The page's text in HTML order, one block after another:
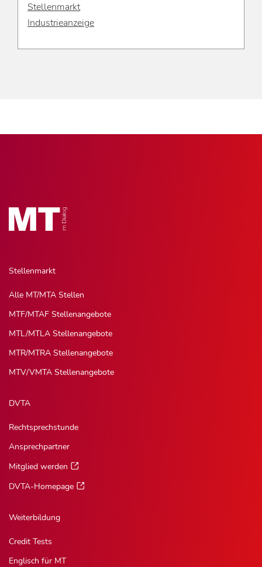
Stellenmarkt
Industrieanzeige
Stellenmarkt
Alle MT/MTA Stellen
MTF/MTAF Stellenangebote
MTL/MTLA Stellenangebote
MTR/MTRA Stellenangebote
MTV/VMTA Stellenangebote
DVTA
Rechtsprechstunde
Ansprechpartner
Mitglied werden
DVTA-Homepage
Weiterbildung
Credit Tests
Englisch für MT